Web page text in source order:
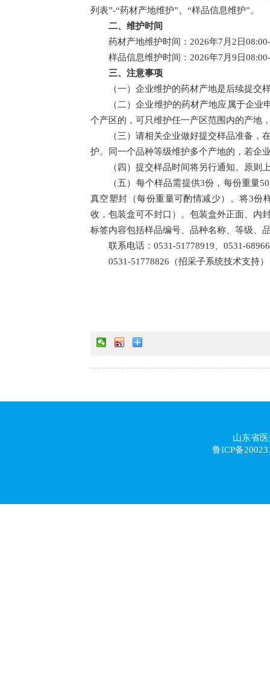
列表”-“药材产地维护”、“样品信息维护”。
二、维护时间
药材产地维护时间：2026年7月2日
样品信息维护时间：2026年7月9日
三、注意事项
（一）企业维护的药材产地是后续提
（二）企业维护的药材产地应属于企
个产区的，可只维护任一产区范围内的产地
（三）请相关企业做好提交样品准备
护。同一个品种等级维护多个产地的，若企
（四）提交样品时间将另行通知。原
（五）每个样品需提供3份，每份重量
真空塑封（每份重量可酌情减少）。将3份
收，包装盒可不封口）。包装盒外正面、内
标签内容包括样品编号、品种名称、等级、
联系电话：0531-51778919、0531-
0531-51778826（招采子系统技术支持）
山东省
鲁ICP备